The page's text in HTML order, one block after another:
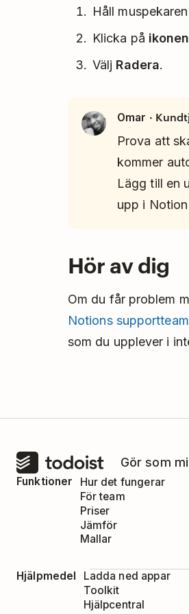
Håll
Klicka på
Välj Radera.
Omar ·
Prova att
kommer
Lägg till en
upp i
Hör av dig
Om du får problem
Notions supportteam
som du upplever i
Gör som
Funktioner
Hur det fungerar
För team
Priser
Jämför
Mallar
Hjälpmedel
Ladda ned appar
Toolkit
Hjälpcentral